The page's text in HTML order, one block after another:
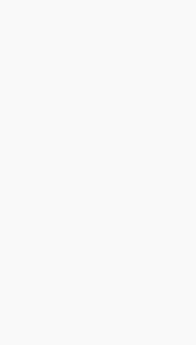
ble utgitt. Det kan